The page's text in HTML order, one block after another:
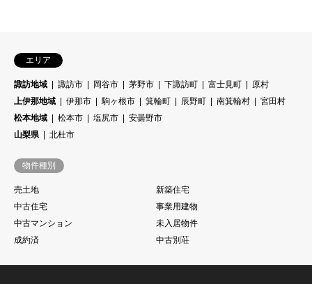
エリア
諏訪地域 諏訪市 岡谷市 茅野市 下諏訪町 富士見町
原村
上伊那地域
伊那市 駒ヶ根市 箕輪町 辰野町 南箕輪村
宮田村
松本地域
松本市 塩尻市
安曇野市
山梨県
北杜市
物件種別
売土地
新築住宅
中古住宅
事業用建物
中古マンション
未入居物件
成約済
中古別荘